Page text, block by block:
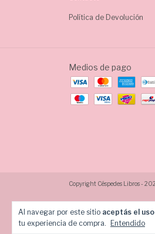
Al navegar por este sitio aceptás el
tu experiencia de compra.
Entendido
Política de Devolución
Medios de pago
Copyright Céspedes Libros -